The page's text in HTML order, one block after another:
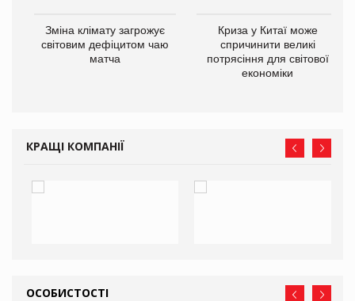
Зміна клімату загрожує
світовим дефіцитом чаю
матча
Криза у Китаї може
спричинити великі
потрясіння для світової
економіки
КРАЩІ КОМПАНІЇ
ОСОБИСТОСТІ